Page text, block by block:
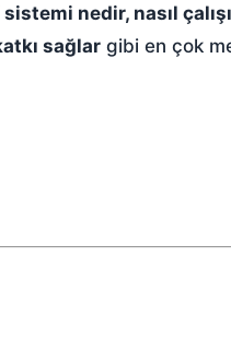
nedir, nasıl
sağlar gibi en çok